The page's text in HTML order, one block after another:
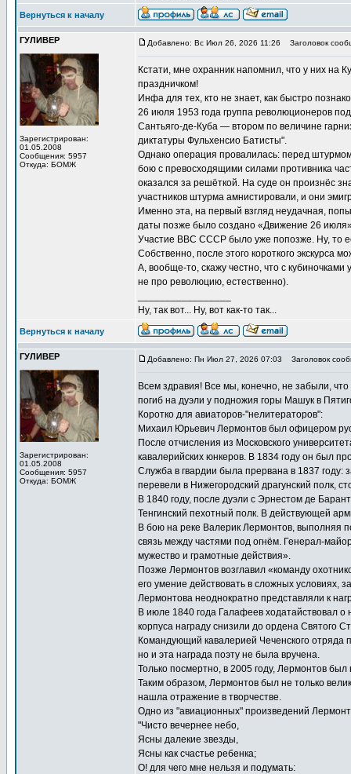
Вернуться к началу
ГУЛИВЕР
Зарегистрирован:
01.05.2008
Сообщения: 5957
Откуда: БОМЖ
Добавлено: Вс Июл 26, 2026 11:26 Заголовок
Кстати, мне охранник напомнил, что у них на
праздничком!
Инфа для тех, кто не знает, как быстро
26 июля 1953 года группа революционеров
Сантьяго-де-Куба — втором по величине
диктатуры Фульхенсио Батисты".
Однако операция провалилась: перед
бою с превосходящими силами противника
оказался за решёткой. На суде он произнёс
участников штурма амнистировали, и они
Именно эта, на первый взгляд неудачная,
даты позже было создано «Движение 26
Участие ВВС СССР было уже попозже. Ну, то
Собственно, после этого короткого экскурса
А, вообще-то, скажу честно, что с
не про революцию, естественно).
Ну, так вот... Ну, вот как-то так...
Вернуться к началу
ГУЛИВЕР
Зарегистрирован:
01.05.2008
Сообщения: 5957
Откуда: БОМЖ
Добавлено: Пн Июл 27, 2026 07:03 Заголовок
Всем здравия! Все мы, конечно, не забыли,
погиб на дуэли у подножия горы Машук в
Коротко для авиаторов-"нелитераторов":
Михаил Юрьевич Лермонтов был офицером
После отчисления из Московского
кавалерийских юнкеров. В 1834 году он был
Служба в гвардии была прервана в 1837
перевели в Нижегородский драгунский полк,
В 1840 году, после дуэли с Эрнестом де
Тенгинский пехотный полк. В действующей
В бою на реке Валерик Лермонтов, выполняя
связь между частями под огнём. Генерал-
мужество и грамотные действия».
Позже Лермонтов возглавил «команду
его умение действовать в сложных условиях,
Лермонтова неоднократно представляли к
В июле 1840 года Галафеев ходатайствовал
корпуса награду снизили до ордена Святого
Командующий кавалерией Чеченского отряда
но и эта награда поэту не была вручена.
Только посмертно, в 2005 году, Лермонтов
Таким образом, Лермонтов был не только
нашла отражение в творчестве.
Одно из "авиационных" произведений
"Чисто вечернее небо,
Ясны далекие звезды,
Ясны как счастье ребенка;
О! для чего мне нельзя и подумать: